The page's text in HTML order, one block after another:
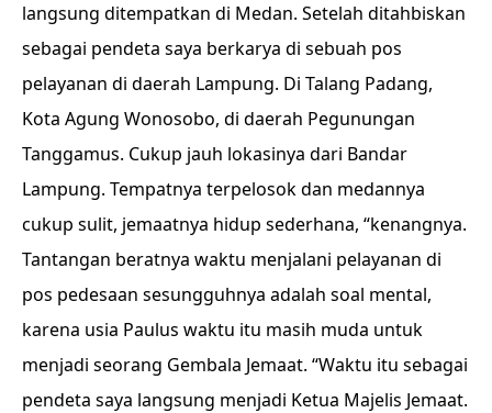
langsung ditempatkan di Medan. Setelah ditahbiskan
sebagai pendeta saya berkarya di sebuah pos
pelayanan di daerah Lampung. Di Talang Padang,
Kota Agung Wonosobo, di daerah Pegunungan
Tanggamus. Cukup jauh lokasinya dari Bandar
Lampung. Tempatnya terpelosok dan medannya
cukup sulit, jemaatnya hidup sederhana, “kenangnya.
Tantangan beratnya waktu menjalani pelayanan di
pos pedesaan sesungguhnya adalah soal mental,
karena usia Paulus waktu itu masih muda untuk
menjadi seorang Gembala Jemaat. “Waktu itu sebagai
pendeta saya langsung menjadi Ketua Majelis Jemaat.